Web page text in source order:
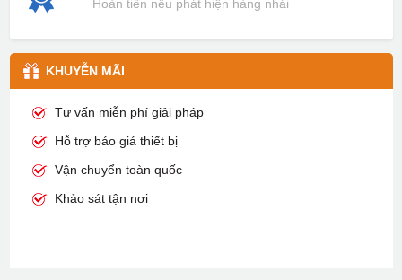
Hoàn tiền nếu phát hiện hàng nhái
KHUYỄN MÃI
Tư vấn miễn phí giải pháp
Hỗ trợ báo giá thiết bị
Vận chuyển toàn quốc
Khảo sát tận nơi